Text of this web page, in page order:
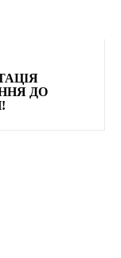
ДО